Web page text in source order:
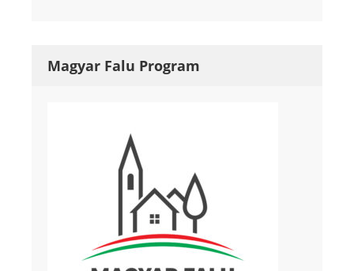
Magyar Falu Program